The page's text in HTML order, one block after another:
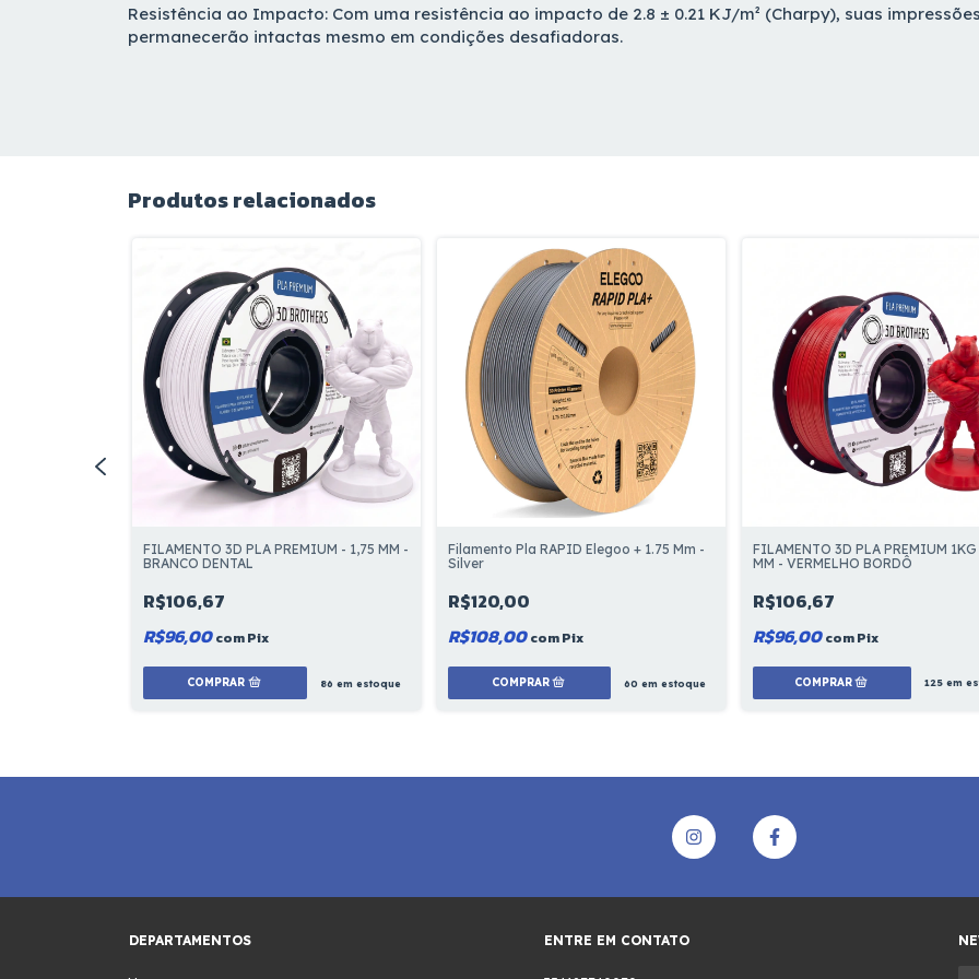
Resistência ao Impacto: Com uma resistência ao impacto de 2.8 ± 0.21 KJ/m² (Charpy), suas
permanecerão intactas mesmo em condições desafiadoras.
Produtos relacionados
FILAMENTO 3D PLA PREMIUM - 1,75 MM -
BRANCO DENTAL
R$106,67
R$96,00comPix
86 em estoque
Filamento Pla RAPID Elegoo + 1.75 Mm -
Silver
R$120,00
R$108,00comPix
60 em estoque
FILAMENTO 3D PLA PREMIUM 1KG
MM - VERMELHO BORDÔ
R$106,67
R$96,00comPix
125em
DEPARTAMENTOS ENTRE EM CONTATO